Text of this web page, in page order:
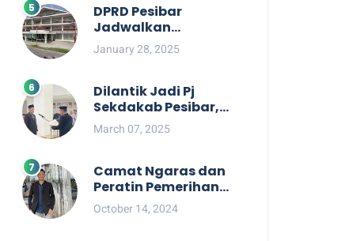
Jukung
DPRD Pesibar
Jadwalkan
Pemanggilan Pihak
Pemkab Terkait Nasib
Tahun 2025
January 28, 2025
Dilantik Jadi Pj
Sekdakab Pesibar,
Tedi Zadmiko
Ternyata Punya
Gemilang
March 07, 2025
Camat Ngaras dan
Peratin Pemerihan
Diduga Terlibat
Politik Praktis,
October 14, 2024